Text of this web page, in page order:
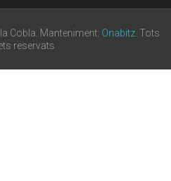
Cobla. Manteniment: Onabitz. Tots
reservats